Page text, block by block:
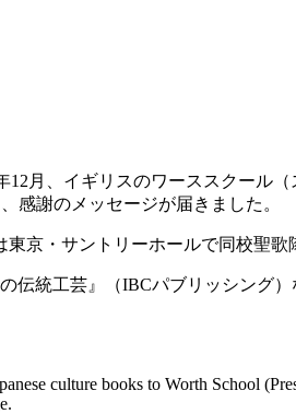
月、イギリスのワーススクール
感謝のメッセージが届きました。
京・サントリーホールで同校聖歌
統工芸』（IBCパブリッシング
culture books to Worth School